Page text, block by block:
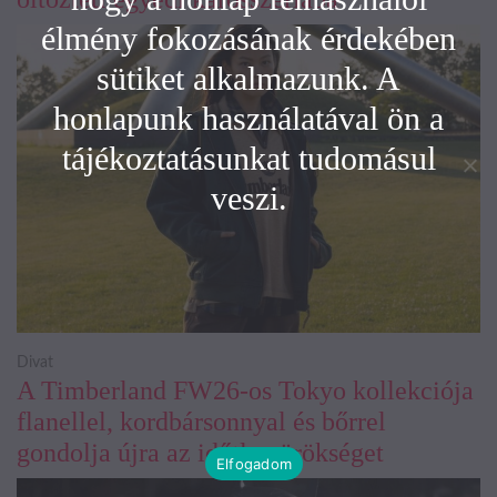
A Timberland FW26-os Tokyo kollekciója
flanellel, kordbársonnyal és bőrrel
gondolja újra az időtlen örökséget
Divat
élmény fokozásának érdekében
sütiket alkalmazunk. A
honlapunk használatával ön a
tájékoztatásunkat tudomásul
veszi.
Elfogadom